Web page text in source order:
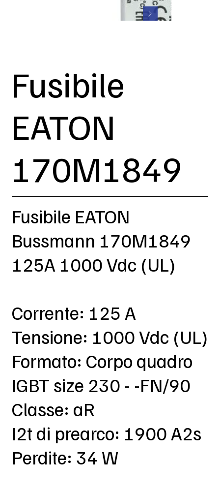
Fusibile
EATON
170M1849
Fusibile EATON
Bussmann 170M1849
125A 1000 Vdc (UL)
Corrente: 125 A
Tensione: 1000 Vdc (UL)
Formato: Corpo quadro
IGBT size 230 - -FN/90
Classe: aR
I2t di prearco: 1900 A2s
Perdite: 34 W